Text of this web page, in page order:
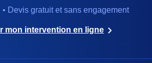
• Devis gratuit et sans engagement
mon intervention en ligne